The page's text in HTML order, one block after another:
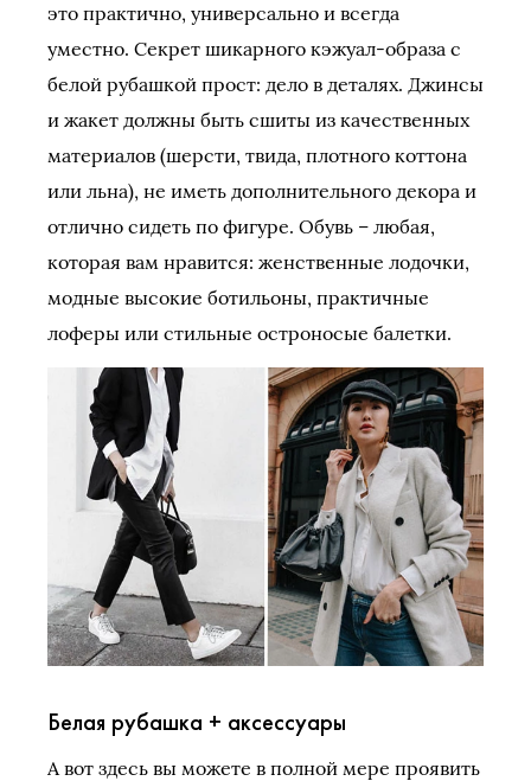
это практично, универсально и всегда
уместно. Секрет шикарного кэжуал-образа с
белой рубашкой прост: дело в деталях. Джинсы
и жакет должны быть сшиты из качественных
материалов (шерсти, твида, плотного коттона
или льна), не иметь дополнительного декора и
отлично сидеть по фигуре. Обувь – любая,
которая вам нравится: женственные лодочки,
модные высокие ботильоны, практичные
лоферы или стильные остроносые балетки.
Белая рубашка + аксессуары
А вот здесь вы можете в полной мере проявить